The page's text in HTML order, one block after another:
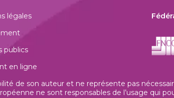
légales
publics
en ligne
de son auteur et ne représente pas
ne sont responsables de l’usage qui